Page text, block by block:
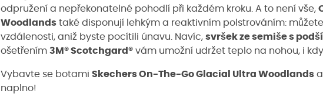
odpružení a nepřekonatelné pohodlí při každém kroku. A to není vše,
Woodlands také disponují lehkým a reaktivním polstrováním:
vzdálenosti, aniž byste pocítili únavu. Navíc, svršek ze semiše s
ošetřením 3M® Scotchgard® vám umožní udržet teplo na nohou, i
Vybavte se botami Skechers On-The-Go Glacial Ultra Woodlands
naplno!